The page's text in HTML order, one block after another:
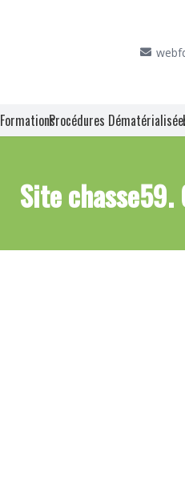
FormationsProcédures
Site chasse59.